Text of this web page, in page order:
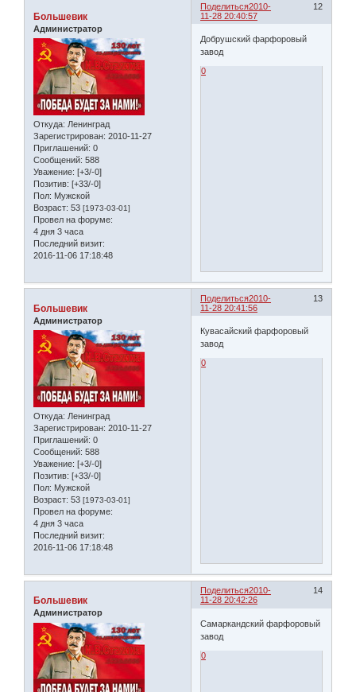
Поделиться 12
2010-
11-28 20:40:57
Большевик
Администратор
Откуда: Ленинград
Зарегистрирован: 2010-11-27
Приглашений: 0
Сообщений: 588
Уважение: [+3/-0]
Позитив: [+33/-0]
Пол: Мужской
Возраст: 53 [1973-03-01]
Провел на форуме:
4 дня 3 часа
Последний визит:
2016-11-06 17:18:48
Добрушский фарфоровый
завод
0
Поделиться 13
2010-
11-28 20:41:56
Большевик
Администратор
Откуда: Ленинград
Зарегистрирован: 2010-11-27
Приглашений: 0
Сообщений: 588
Уважение: [+3/-0]
Позитив: [+33/-0]
Пол: Мужской
Возраст: 53 [1973-03-01]
Провел на форуме:
4 дня 3 часа
Последний визит:
2016-11-06 17:18:48
Кувасайский фарфоровый
завод
0
Поделиться 14
2010-
11-28 20:42:26
Большевик
Администратор
Самаркандский фарфоровый
завод
0